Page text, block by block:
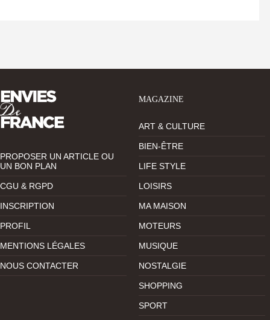
PROPOSER UN ARTICLE OU
UN BON PLAN
CGU & RGPD
INSCRIPTION
PROFIL
MENTIONS LÉGALES
NOUS CONTACTER
MAGAZINE
ART & CULTURE
BIEN-ÊTRE
LIFE STYLE
LOISIRS
MA MAISON
MOTEURS
MUSIQUE
NOSTALGIE
SHOPPING
SPORT